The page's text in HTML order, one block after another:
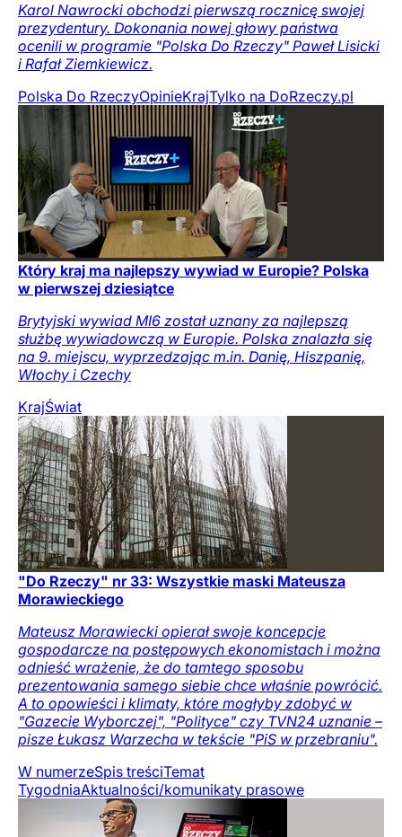
Karol Nawrocki obchodzi pierwszą rocznicę swojej
prezydentury. Dokonania nowej głowy państwa
ocenili w programie "Polska Do Rzeczy" Paweł Lisicki
i Rafał Ziemkiewicz.
Polska Do RzeczyOpinieKrajTylko na DoRzeczy.pl
Który kraj ma najlepszy wywiad w Europie? Polska
w pierwszej dziesiątce
Brytyjski wywiad MI6 został uznany za najlepszą
służbę wywiadowczą w Europie. Polska znalazła się
na 9. miejscu, wyprzedzając m.in. Danię, Hiszpanię,
Włochy i Czechy
KrajŚwiat
"Do Rzeczy" nr 33: Wszystkie maski Mateusza
Morawieckiego
Mateusz Morawiecki opierał swoje koncepcje
gospodarcze na postępowych ekonomistach i można
odnieść wrażenie, że do tamtego sposobu
prezentowania samego siebie chce właśnie powrócić.
A to opowieści i klimaty, które mogłyby zdobyć w
"Gazecie Wyborczej", "Polityce" czy TVN24 uznanie –
pisze Łukasz Warzecha w tekście "PiS w przebraniu".
W numerzeSpis treściTemat
TygodniaAktualności/komunikaty prasowe